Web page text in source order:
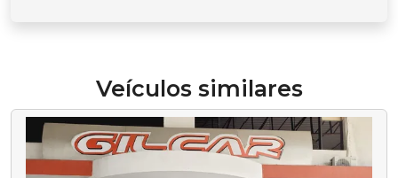
Veículos similares